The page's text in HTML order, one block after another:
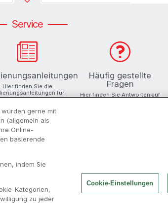
Service
Hier finden Sie die
für
Ihre Produkte
Häufig gestellte
Fragen
Hier finden Sie Antworten auf
Unsere Geschichte
würden gerne mit
(allgemein als
Online-
basierende
indem Sie
Kategorien,
zu jeder
Cookie-Einstellungen